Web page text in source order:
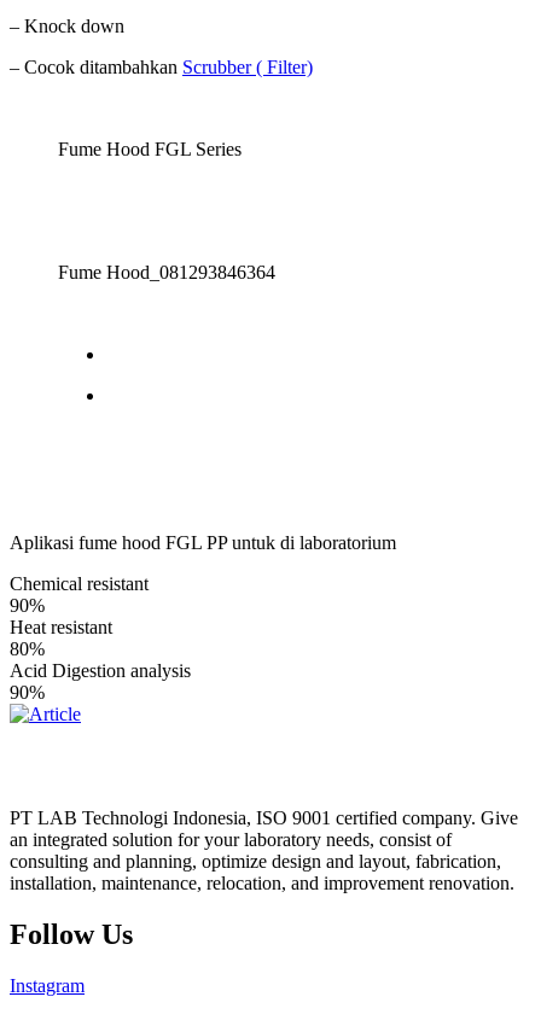
– Knock down
– Cocok ditambahkan Scrubber ( Filter)
Fume Hood FGL Series
Fume Hood_081293846364
Aplikasi fume hood FGL PP untuk di laboratorium
Chemical resistant
90%
Heat resistant
80%
Acid Digestion analysis
90%
PT LAB Technologi Indonesia, ISO 9001 certified company. Give
an integrated solution for your laboratory needs, consist of
consulting and planning, optimize design and layout, fabrication,
installation, maintenance, relocation, and improvement renovation.
Follow Us
Instagram